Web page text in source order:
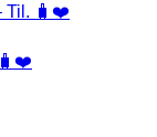
Til. 🧳❤️